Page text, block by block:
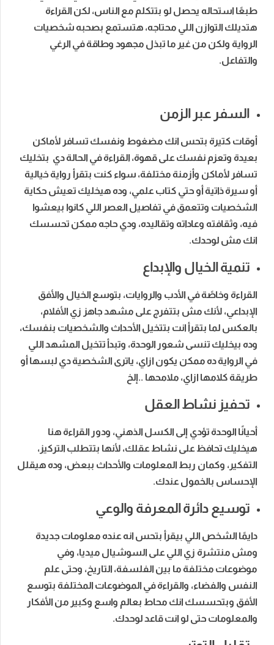
طبعًا استحاله يحصل لو بتتكلم مع الناس، لكن القراءة
هتديلك التوازن اللي محتاجه، هتستمع بصحبه شخصيات
الرواية ولكن من غير ما تبذل مجهود وطاقة في الرغي
والتفاعل.
السفر عبر الزمن
أوقات كتيرة بتحس انك مضغوط ونفسك تسافر لأماكن
بعيدة وتعزم نفسك على قهوة، القراءة في الحالة دي بتخليك
تسافر لأماكن وأزمنة مختلفة، سواء كنت بتقرأ رواية خيالية
أو سيرة ذاتية أو حتي كتاب علمي، وده هيخليك تعيش حكاية
الشخصيات وتتعمق في تفاصيل العصر اللي كانوا بيعشوا
فيه، وثقافته وعاداته وتقاليده، ودي حاجه ممكن تحسسك
انك مش لوحدك.
تنمية الخيال والإبداع
القراءة وخاصًة في الأدب والروايات، بتوسع الخيال والأفق
الإبداعي، لأنك مش بتتفرج على مشهد جاهز زي الأفلام،
بالعكس لما بتقرأ انت بتتخيل الأحداث والشخصيات بنفسك،
وده بيخليك تنسى شعور الوحدة، وتبدأ تتخيل المشهد اللي
في الرواية ده ممكن يكون ازاي، ياترى الشخصية دي لبسها أو
طريقة كلامها ازاي، ملامحها ..إلخ
تحفيز نشاط العقل
أحيانًا الوحدة تؤدي إلى الكسل الذهني، ودور القراءة هنا
هيخليك تحافظ على نشاط عقلك، لأنها بتتطلب التركيز،
التفكير، وكمان ربط المعلومات والأحداث ببعض، وده هيقلل
الإحساس بالخمول عندك.
توسيع دائرة المعرفة والوعي
دايمًا الشخص اللي بيقرأ بتحس انه عنده معلومات جديدة
ومش منتشرة زي اللي على السوشيال ميديا، وفي
موضوعات مختلفة ما بين الفلسفة، التاريخ، وحتى علم
النفس والفضاء، والقراءة في الموضوعات المختلفة بتوسع
الأفق وبتحسسك انك محاط بعالم واسع وكبير من الأفكار
والمعلومات حتى لو انت قاعد لوحدك.